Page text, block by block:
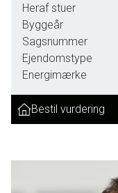
Heraf stuer
Byggeår
Sagsnummer
Ejendomstype
Energimærke
Bestil vurdering